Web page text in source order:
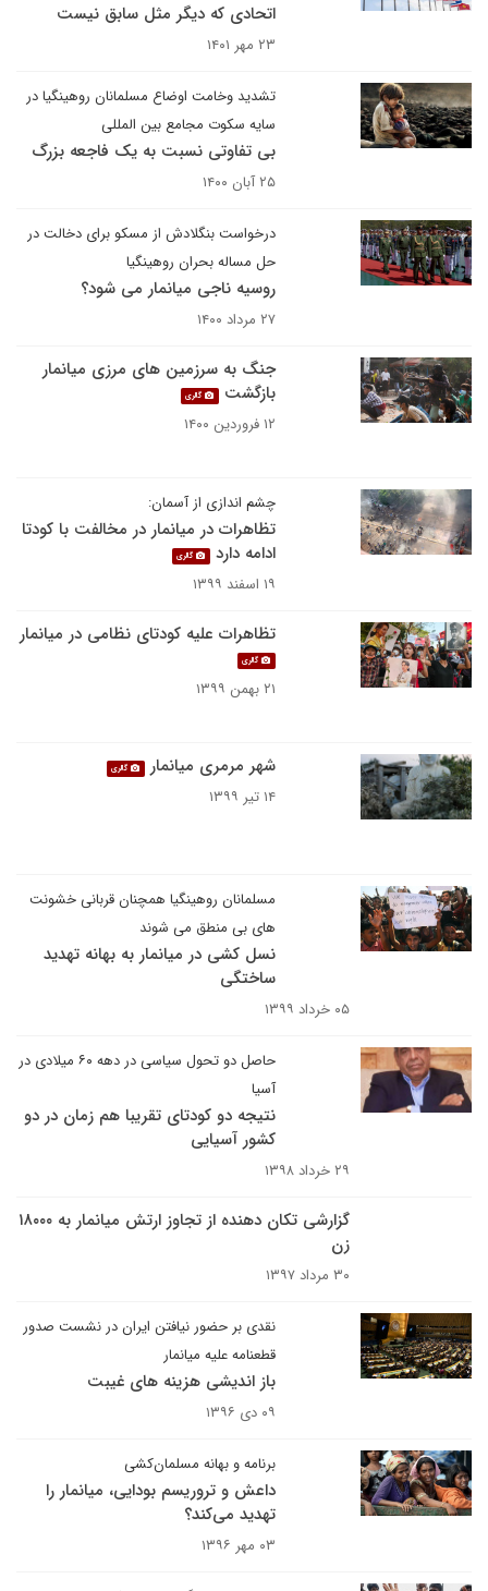
اتحادی که دیگر مثل سابق نیست
۲۳ مهر ۱۴۰۱
تشدید وخامت اوضاع مسلمانان روهینگیا در
سایه سکوت مجامع بین المللی
بی تفاوتی نسبت به یک فاجعه بزرگ
۲۵ آبان ۱۴۰۰
درخواست بنگلادش از مسکو برای دخالت در
حل مساله بحران روهینگیا
روسیه ناجی میانمار می شود؟
۲۷ مرداد ۱۴۰۰
جنگ به سرزمین های مرزی میانمار
بازگشت
گالری
۱۲ فروردین ۱۴۰۰
چشم اندازی از آسمان:
تظاهرات در میانمار در مخالفت با کودتا
ادامه دارد
گالری
۱۹ اسفند ۱۳۹۹
تظاهرات علیه کودتای نظامی در میانمار
گالری
۲۱ بهمن ۱۳۹۹
شهر مرمری میانمار گالری
۱۴ تیر ۱۳۹۹
مسلمانان روهینگیا همچنان قربانی خشونت
های بی منطق می شوند
نسل کشی در میانمار به بهانه تهدید
ساختگی
۰۵ خرداد ۱۳۹۹
حاصل دو تحول سیاسی در دهه ۶۰ میلادی در
آسیا
نتیجه دو کودتای تقریبا هم زمان در دو
کشور آسیایی
۲۹ خرداد ۱۳۹۸
گزارشی تکان دهنده از تجاوز ارتش میانمار به ۱۸۰۰۰
زن
۳۰ مرداد ۱۳۹۷
نقدی بر حضور نیافتن ایران در نشست صدور
قطعنامه علیه میانمار
باز اندیشی هزینه های غیبت
۰۹ دی ۱۳۹۶
برنامه و بهانه مسلمان‌کشی
داعش و تروریسم بودایی، میانمار را
تهدید می‌کند؟
۰۳ مهر ۱۳۹۶